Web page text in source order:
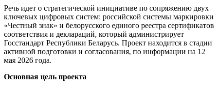
Речь идет о стратегической инициативе по сопряжению двух
ключевых цифровых систем: российской системы маркировки
«Честный знак» и белорусского единого реестра сертификатов
соответствия и деклараций, который администрирует
Госстандарт Республики Беларусь. Проект находится в стадии
активной подготовки и согласования, по информации на 12
мая 2026 года.
Основная цель проекта